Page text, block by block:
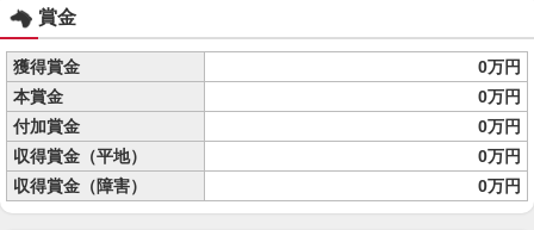
賞金
獲得賞金
0万円
本賞金
0万円
付加賞金
0万円
収得賞金（平地）
0万円
収得賞金（障害）
0万円